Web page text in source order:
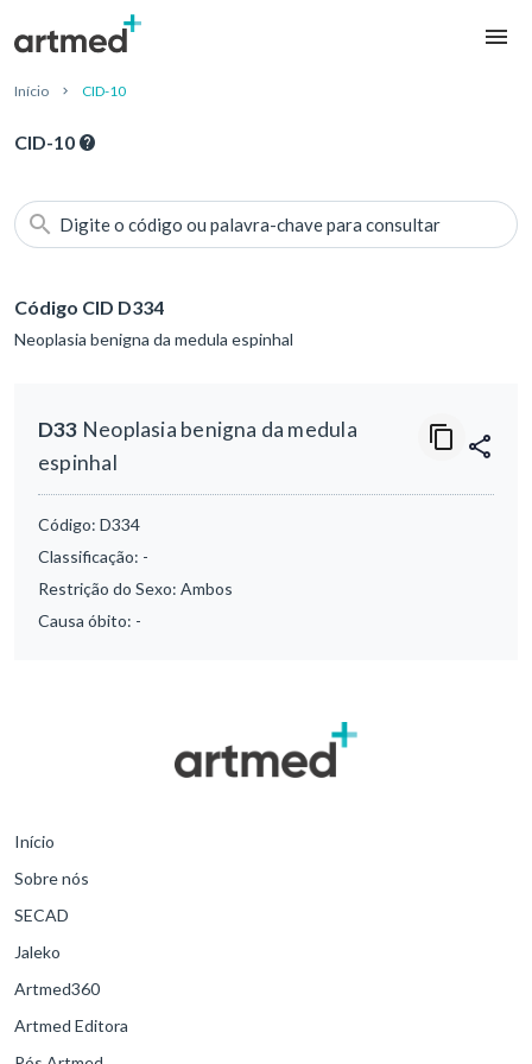
Início CID-10
CID-10
Digite o código ou palavra-chave para consultar
Código CID D334
Neoplasia benigna da medula espinhal
D33 Neoplasia benigna da medula
espinhal
Código: D334
Classificação: -
Restrição do Sexo: Ambos
Causa óbito: -
Início
Sobre nós
SECAD
Jaleko
Artmed360
Artmed Editora